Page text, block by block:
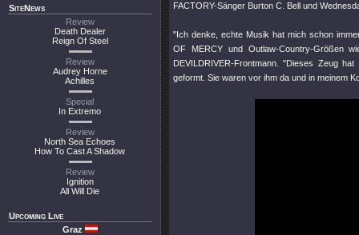
SiteNews
Review
Death Dealer
Reign Of Steel
Review
Audrey Horne
Achilles
Special
In Extremo
Review
North Sea Echoes
How To Cast A Shadow
Review
Ignition
All Will Die
Upcoming Live
Graz
FACTORY-Sänger Burton C. Bell und
"Ich denke, echte Musik hat mich schon
OF MERCY und Outlaw-Country-Größen
DEVILDRIVER-Frontmann. "Dieses Zeug
geformt. Sie waren vor ihm da und in meinem